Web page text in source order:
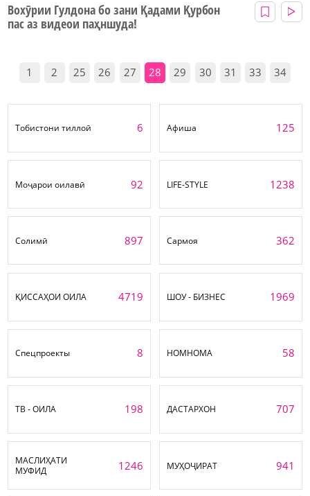
Вохӯрии Гулдона бо зани Қадами Қурбон
пас аз видеои паҳншуда!
1 2 25 26 27 28 29 30 31 33 34
Тобистони тиллоӣ 6 Афиша 125
Моҷарои оилавӣ 92 LIFE-STYLE 1238
Солимӣ 897 Сармоя 362
ҚИССАҲОИ ОИЛА 4719 ШОУ - БИЗНЕС 1969
Спецпроекты 8 НОМНОМА 58
ТВ - ОИЛА 198 ДАСТАРХОН 707
МАСЛИҲАТИ
МУФИД
1246 МУҲОҶИРАТ 941